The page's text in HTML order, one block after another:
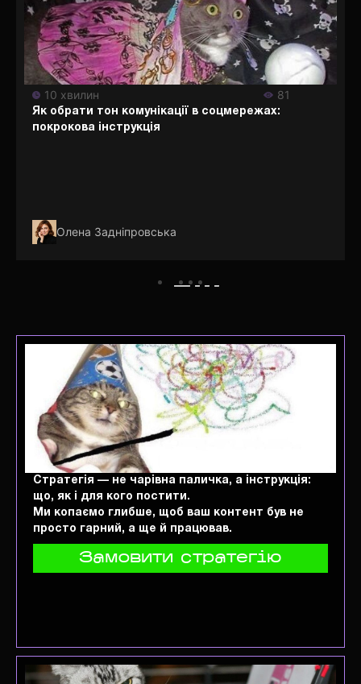
10 хвилин 81
Як обрати тон комунікації в соцмережах:
покрокова інструкція
Олена Задніпровська
Стратегія — не чарівна паличка, а інструкція:
що, як і для кого постити.
Ми копаємо глибше, щоб ваш контент був не
просто гарний, а ще й працював.
Замовити стратегію